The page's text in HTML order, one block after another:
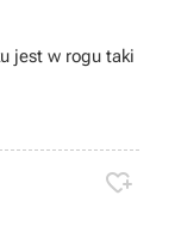
jest w rogu taki
